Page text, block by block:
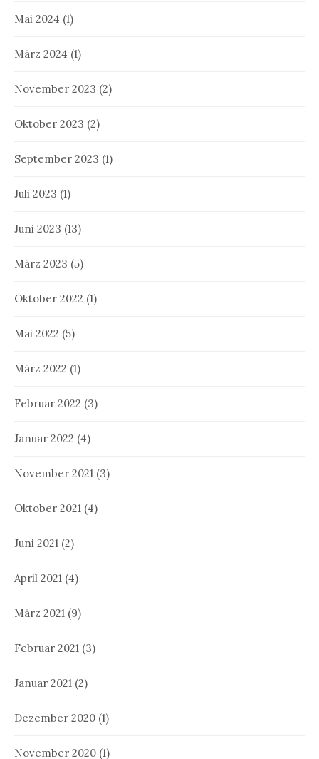
Mai 2024 (1)
März 2024 (1)
November 2023 (2)
Oktober 2023 (2)
September 2023 (1)
Juli 2023 (1)
Juni 2023 (13)
März 2023 (5)
Oktober 2022 (1)
Mai 2022 (5)
März 2022 (1)
Februar 2022 (3)
Januar 2022 (4)
November 2021 (3)
Oktober 2021 (4)
Juni 2021 (2)
April 2021 (4)
März 2021 (9)
Februar 2021 (3)
Januar 2021 (2)
Dezember 2020 (1)
November 2020 (1)